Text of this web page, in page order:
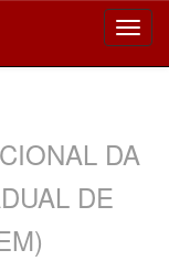
DA
DE